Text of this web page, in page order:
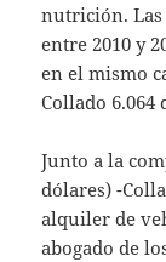
nutrición. Las
entre 2010 y
en el mismo
Collado 6.064
Junto a la
dólares) -
alquiler de
abogado de